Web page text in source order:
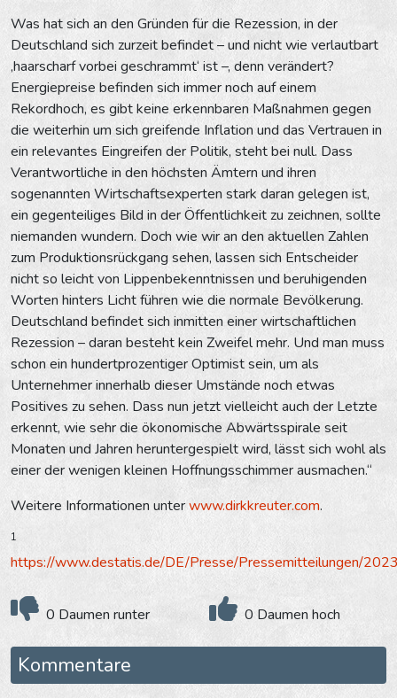
Was hat sich an den Gründen für die Rezession, in der
Deutschland sich zurzeit befindet – und nicht wie verlautbart
‚haarscharf vorbei geschrammt‘ ist –, denn verändert?
Energiepreise befinden sich immer noch auf einem
Rekordhoch, es gibt keine erkennbaren Maßnahmen gegen
die weiterhin um sich greifende Inflation und das Vertrauen in
ein relevantes Eingreifen der Politik, steht bei null. Dass
Verantwortliche in den höchsten Ämtern und ihren
sogenannten Wirtschaftsexperten stark daran gelegen ist,
ein gegenteiliges Bild in der Öffentlichkeit zu zeichnen, sollte
niemanden wundern. Doch wie wir an den aktuellen Zahlen
zum Produktionsrückgang sehen, lassen sich Entscheider
nicht so leicht von Lippenbekenntnissen und beruhigenden
Worten hinters Licht führen wie die normale Bevölkerung.
Deutschland befindet sich inmitten einer wirtschaftlichen
Rezession – daran besteht kein Zweifel mehr. Und man muss
schon ein hundertprozentiger Optimist sein, um als
Unternehmer innerhalb dieser Umstände noch etwas
Positives zu sehen. Dass nun jetzt vielleicht auch der Letzte
erkennt, wie sehr die ökonomische Abwärtsspirale seit
Monaten und Jahren heruntergespielt wird, lässt sich wohl als
einer der wenigen kleinen Hoffnungsschimmer ausmachen.“
Weitere Informationen unterwww.dirkkreuter.com.
1
https://www.destatis.de/DE/Presse/Pressemitteilungen/
0 Daumen runter 0 Daumen hoch
Kommentare